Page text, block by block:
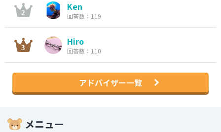
Ken
回答数：119
Hiro
回答数：110
アドバイザー一覧
メニュー